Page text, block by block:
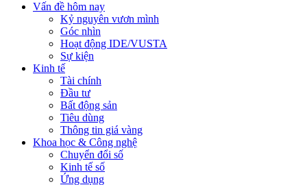
Vấn đề hôm nay
Kỷ nguyên vươn mình
Góc nhìn
Hoạt động IDE/VUSTA
Sự kiện
Kinh tế
Tài chính
Đầu tư
Bất động sản
Tiêu dùng
Thông tin giá vàng
Khoa học & Công nghệ
Chuyển đổi số
Kinh tế số
Ứng dụng